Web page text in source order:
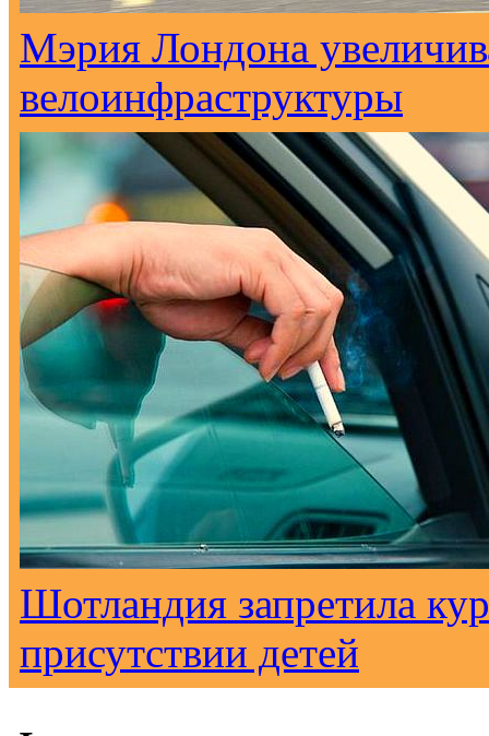
Мэрия Лондона
велоинфраструктуры
Шотландия запретила
присутствии детей